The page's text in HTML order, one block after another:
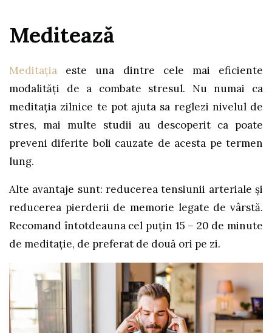
Meditează
Meditația este una dintre cele mai eficiente
modalități de a combate stresul. Nu numai ca
meditația zilnice te pot ajuta sa reglezi nivelul de
stres, mai multe studii au descoperit ca poate
preveni diferite boli cauzate de acesta pe termen
lung.
Alte avantaje sunt: reducerea tensiunii arteriale și
reducerea pierderii de memorie legate de vârstă.
Recomand întotdeauna cel puțin 15 – 20 de minute
de meditație, de preferat de două ori pe zi.